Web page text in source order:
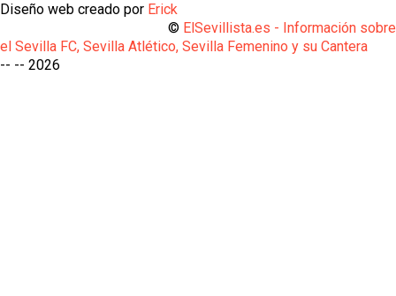
Diseño web creado por Erick
© ElSevillista.es - Información sobre
el Sevilla FC, Sevilla Atlético, Sevilla Femenino y su Cantera
-- -- 2026